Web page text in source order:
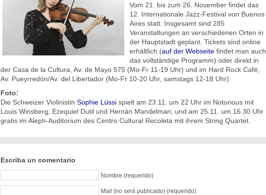
Vom 21. bis zum 26. November findet das
12. Internationale Jazz-Festival von Buenos
Aires statt. Insgesamt sind 285
Veranstaltungen an verschiedenen Orten in
der Hauptstadt geplant. Tickets sind online
erhältlich (auf der Webseitefindet man auch
das vollständige Programm) oder direkt in
der Casa de la Cultura, Av. de Mayo 575 (Mo-Fr 11-19 Uhr) und im Hard Rock Café,
Av. Pueyrredón/Av. del Libertador (Mo-Fr 10-20 Uhr, samstags 12-18 Uhr).
Foto:
Die Schweizer Violinistin Sophie Lüssispielt am 23.11. um 22 Uhr im Notorious mit
Louis Winsberg, Ezequiel Dutil und Hernán Mandelman; und am 25.11. um 16.30 Uhr
gratis im Aleph-Auditorium des Centro Cultural Recoleta mit ihrem String Quartet.
Escriba un comentario
Nombre (requerido)
Mail (no será publicado) (requerido)